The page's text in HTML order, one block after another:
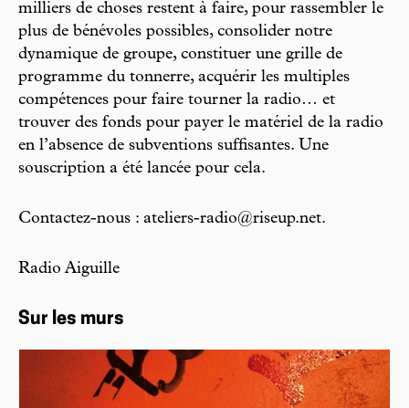
milliers de choses restent à faire, pour rassembler le
plus de bénévoles possibles, consolider notre
dynamique de groupe, constituer une grille de
programme du tonnerre, acquérir les multiples
compétences pour faire tourner la radio… et
trouver des fonds pour payer le matériel de la radio
en l’absence de subventions suffisantes. Une
souscription a été lancée pour cela.
Contactez-nous : ateliers-radio@riseup.net.
Radio Aiguille
Sur les murs